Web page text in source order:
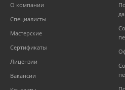
О компании
Специалисты
Мастерские
Сертификаты
Лицензии
Вакансии